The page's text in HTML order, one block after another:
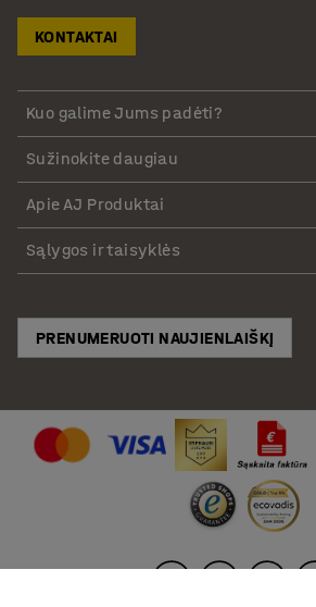
KONTAKTAI
Kuo galime Jums padėti?
Sužinokite daugiau
Apie AJ Produktai
Sąlygos ir taisyklės
PRENUMERUOTI NAUJIENLAIŠKĮ